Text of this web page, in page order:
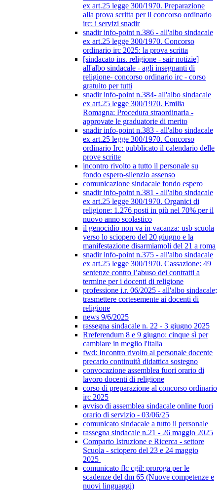
ex art.25 legge 300/1970. Preparazione
alla prova scritta per il concorso ordinario
irc: i servizi snadir
snadir info-point n.386 - all'albo sindacale
ex art.25 legge 300/1970. Concorso
ordinario irc 2025: la prova scritta
[sindacato ins. religione - sair notizie]
all'albo sindacale - agli insegnanti di
religione- concorso ordinario irc - corso
gratuito per tutti
snadir info-point n.384- all'albo sindacale
ex art.25 legge 300/1970. Emilia
Romagna: Procedura straordinaria -
approvate le graduatorie di merito
snadir info-point n.383 - all'albo sindacale
ex art.25 legge 300/1970. Concorso
ordinario Irc: pubblicato il calendario delle
prove scritte
incontro rivolto a tutto il personale su
fondo espero-silenzio assenso
comunicazione sindacale fondo espero
snadir info-point n.381 - all'albo sindacale
ex art.25 legge 300/1970. Organici di
religione: 1.276 posti in più nel 70% per il
nuovo anno scolastico
il genocidio non va in vacanza: usb scuola
verso lo sciopero del 20 giugno e la
manifestazione disarmiamoli del 21 a roma
snadir info-point n.375 - all'albo sindacale
ex art.25 legge 300/1970. Cassazione: 49
sentenze contro l’abuso dei contratti a
termine per i docenti di religione
professione i.r. 06/2025 - all'albo sindacale;
trasmettere cortesemente ai docenti di
religione
news 9/6/2025
rassegna sindacale n. 22 - 3 giugno 2025
Rreferendum 8 e 9 giugno: cinque sì per
cambiare in meglio l'italia
fwd: Incontro rivolto al personale docente
precario continuità didattica sostegno
convocazione assemblea fuori orario di
lavoro docenti di religione
corso di preparazione al concorso ordinario
irc 2025
avviso di assemblea sindacale online fuori
orario di servizio - 03/06/25
comunicato sindacale a tutto il personale
rassegna sindacale n.21 - 26 maggio 2025
Comparto Istruzione e Ricerca - settore
Scuola - sciopero del 23 e 24 maggio
2025
comunicato flc cgil: proroga per le
scadenze del dm 65 (Nuove competenze e
nuovi linguaggi)